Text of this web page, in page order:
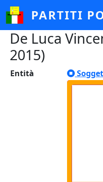
Salta al contenuto principale
PARTITI
De Luca
2015)
Entità